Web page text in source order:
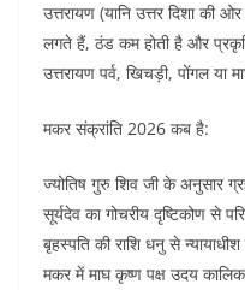
उत्तरायण (यानि उत्तर दिशा
लगते हैं, ठंड कम होती है और
उत्तरायण पर्व, खिचड़ी, पोंगल या
मकर संक्रांति 2026 कब है:
ज्योतिष गुरु शिव जी के अनुसार
सूर्यदेव का गोचरीय दृष्टिकोण से
बृहस्पति की राशि धनु से
मकर में माघ कृष्ण पक्ष उदय